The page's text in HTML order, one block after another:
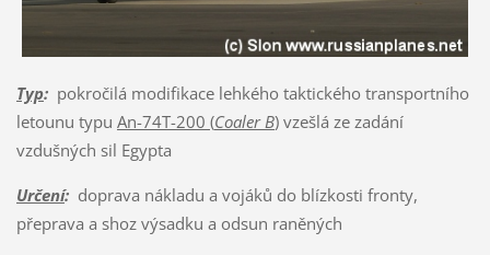
Typ:pokročilá modifikace lehkého taktického transportního
letounu typu An-74T-200 (Coaler B)vzešlá ze zadání
vzdušných sil Egypta
Určení:doprava nákladu a vojáků do blízkosti fronty,
přeprava a shoz výsadku a odsun raněných